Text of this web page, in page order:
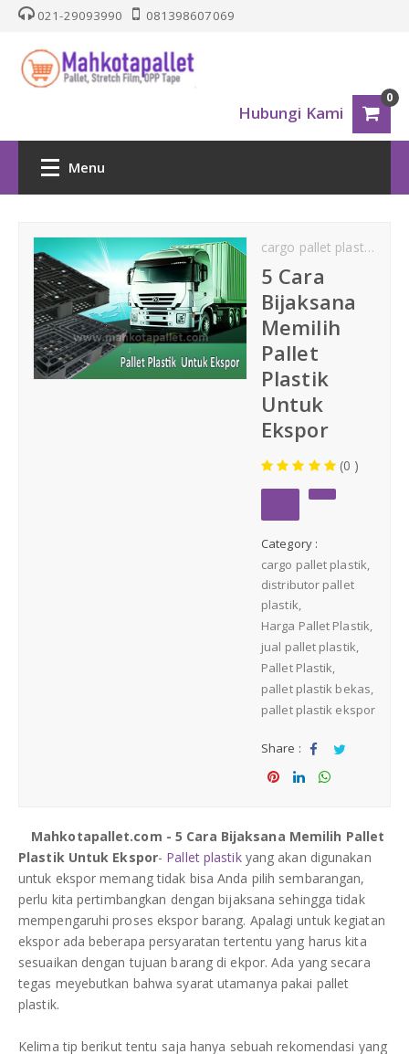
021-29093990 081398607069
Hubungi Kami
0
Menu
PALLET PLASTIK
Nestable
One Way Series
Plastik PE
DAFTAR ISI
KONTAK
cargo pallet plastik
5 Cara
Bijaksana
Memilih
Pallet
Plastik
Untuk
Ekspor
(0 )
Category :
cargo pallet plastik
distributor pallet
plastik
Harga Pallet Plastik
jual pallet plastik
Pallet Plastik
pallet plastik bekas
pallet plastik ekspor
Share :
Sha Tw
Mahkotapallet.com - 5 Cara Bijaksana Memilih Pallet
Plastik Untuk Ekspor- Pallet plastikyang akan digunakan
untuk ekspor memang tidak bisa Anda pilih sembarangan,
perlu kita pertimbangkan dengan bijaksana sehingga tidak
mempengaruhi proses ekspor barang. Apalagi untuk kegiatan
ekspor ada beberapa persyaratan tertentu yang harus kita
sesuaikan dengan tujuan barang di ekpor. Ada yang secara
tegas meyebutkan bahwa syarat utamanya pakai pallet
plastik.
Kelima tip berikut tentu saja hanya sebuah rekomendasi yang